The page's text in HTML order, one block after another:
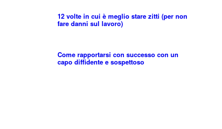
12 volte in cui è meglio stare zitti (per non
fare danni sul lavoro)
Come rapportarsi con successo con un
capo diffidente e sospettoso